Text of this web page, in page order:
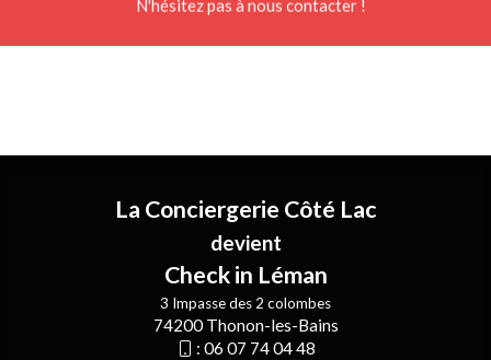
La Conciergerie Côté Lac
devient
Check in Léman
3 Impasse des 2 colombes
74200 Thonon-les-Bains
: 06 07 74 04 48